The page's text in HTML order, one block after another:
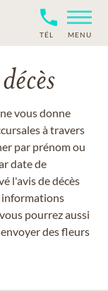
TÉL MENU
vous donne
à travers
par prénom ou
date de
l'avis de décès
informations
pourrez aussi
des fleurs